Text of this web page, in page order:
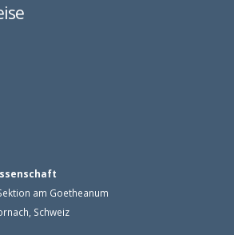
am Goetheanum
Schweiz